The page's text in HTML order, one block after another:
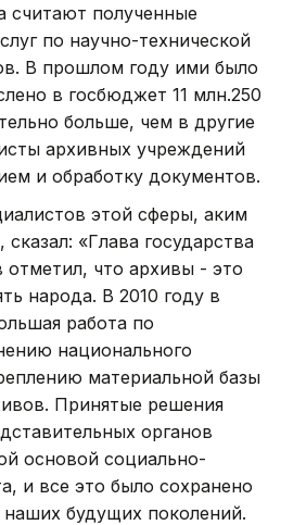
считают полученные
по научно-технической
В прошлом году ими было
в госбюджет 11 млн.250
больше, чем в другие
архивных учреждений
и обработку документов.
этой сферы, аким
«Глава государства
отметил, что архивы - это
народа. В 2010 году в
работа по
национального
материальной базы
Принятые решения
органов
основой социально-
и все это было сохранено
будущих поколений.